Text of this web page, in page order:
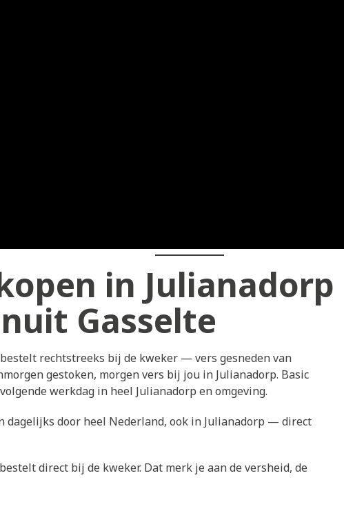
in
Gasselte
rechtstreeks bij de kweker — vers gesneden van
gestoken, morgen vers bij jou in Julianadorp. Basic
werkdag in heel Julianadorp en omgeving.
dagelijks door heel Nederland, ook in Julianadorp — direct
direct bij de kweker. Dat merk je aan de versheid, de